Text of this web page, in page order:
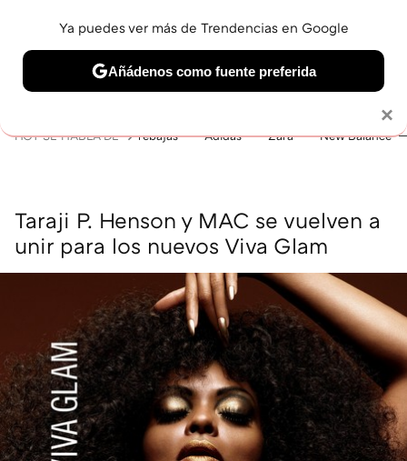
BELLEZA SHOPPING VIAJES GASTRO SNEAKERS
HOY SE HABLA DE rebajas Adidas Zara New Balance
Taraji P. Henson y MAC se vuelven a
unir para los nuevos Viva Glam
×
Ya puedes ver más de Trendencias en Google
Añádenos como fuente preferida